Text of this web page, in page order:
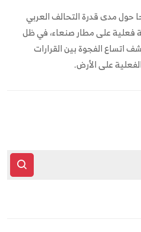
حول مدى قدرة التحالف العربي
فعلية على مطار صنعاء، في ظل
اتساع الفجوة بين القرارات
على الأرض.